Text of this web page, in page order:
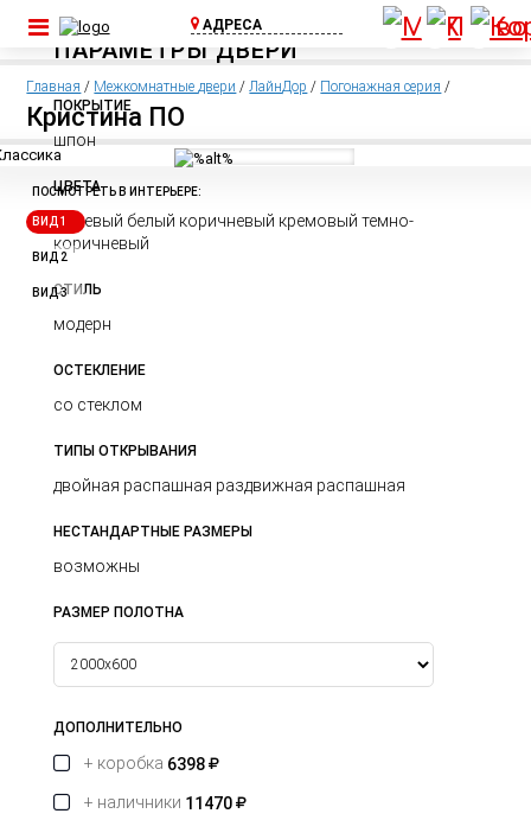
АДРЕСА
ул. Шоссейная, д.
1А, пос. Бугры
(Съезд с КАД)
75
2 этаж
Главная / Межкомнатные двери /ЛайнДор / Погонажная серия /
Кристина ПО
ПОСМОТРЕТЬ В ИНТЕРЬЕРЕ:
ВИД 1
ВИД 2
ВИД 3
ПАРАМЕТРЫ ДВЕРИ
ПОКРЫТИЕ
шпон
ЦВЕТА
бежевый белый коричневый кремовый темно-
коричневый
СТИЛЬ
модерн
ОСТЕКЛЕНИЕ
со стеклом
ТИПЫ ОТКРЫВАНИЯ
двойная распашная раздвижная распашная
НЕСТАНДАРТНЫЕ РАЗМЕРЫ
возможны
РАЗМЕР ПОЛОТНА
ДОПОЛНИТЕЛЬНО
+ коробка 6398
+ наличники 11470